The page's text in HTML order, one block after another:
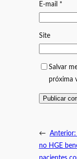
E-mail *
Site
Salvar
próxima
← Anterior:
no HGE